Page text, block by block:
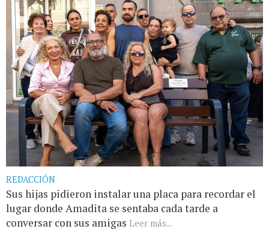
REDACCIÓN
Sus hijas pidieron instalar una placa para recordar el
lugar donde Amadita se sentaba cada tarde a
conversar con sus amigas Leer más...